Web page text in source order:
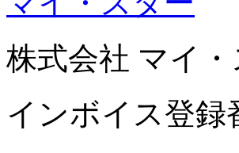
株式会社 マイ
インボイス登録